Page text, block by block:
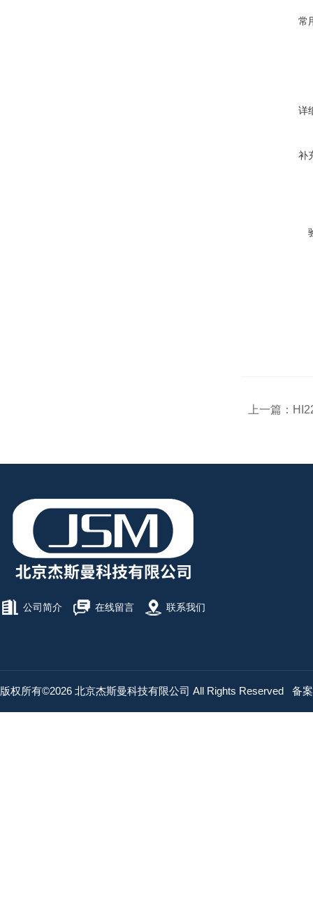
常
详
补
上一篇：
公司简介 在线留言 联系我们
版权所有©2026 北京杰斯曼科技有限公司 All Rights Reserved 备